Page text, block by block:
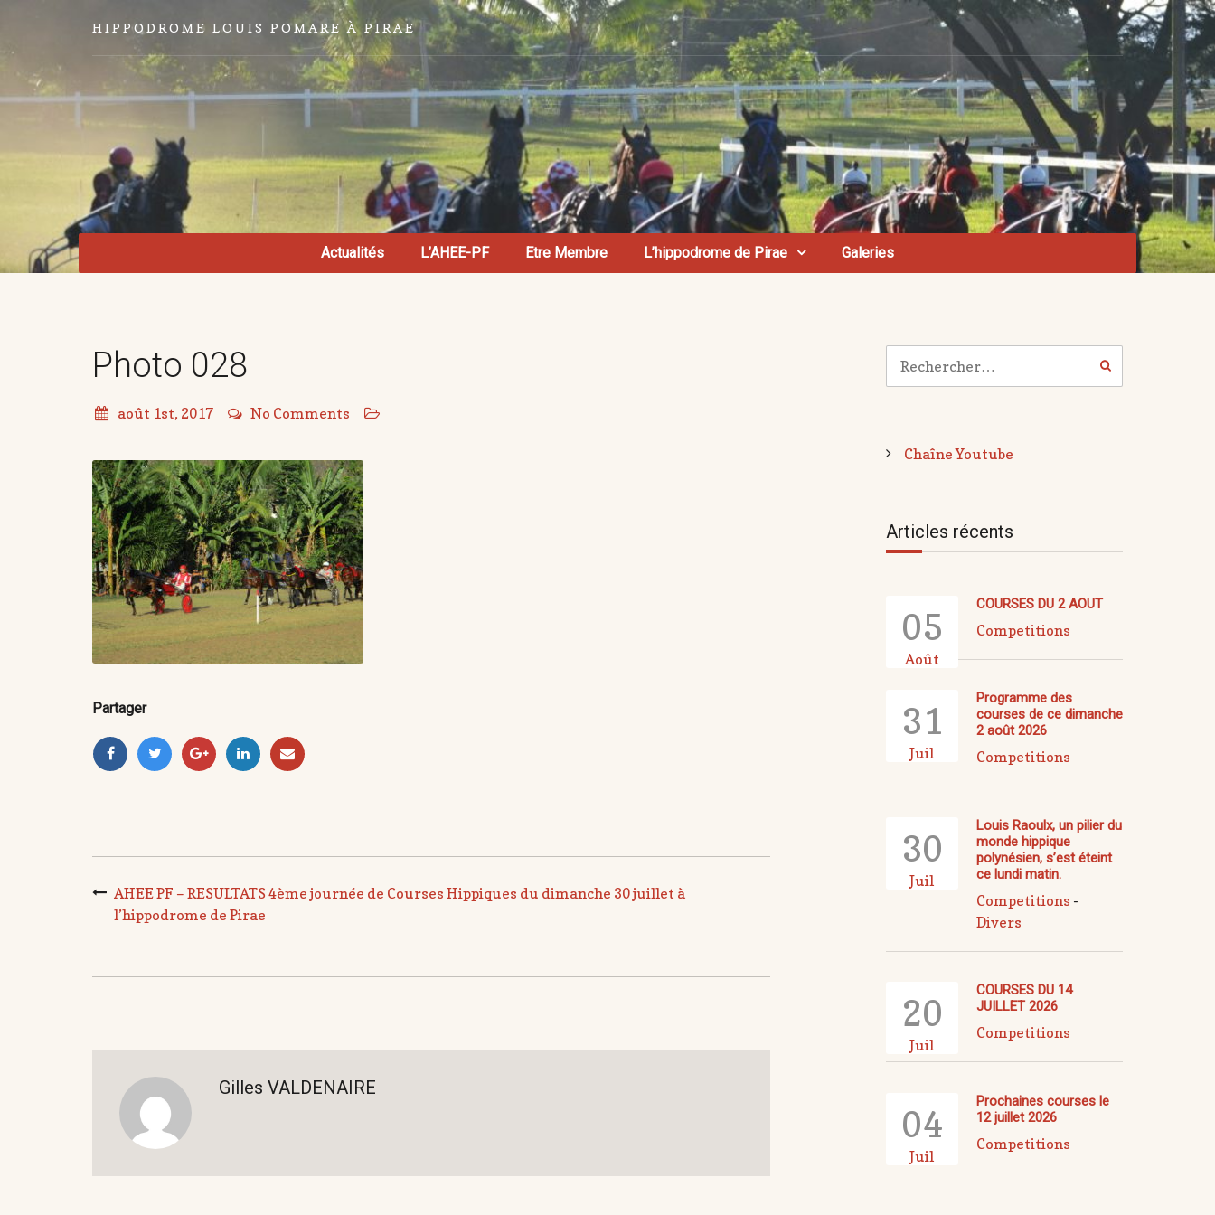
HIPPODROME LOUIS POMARE À PIRAE
Actualités L’AHEE-PF Etre Membre L’hippodrome de Pirae Galeries
Photo 028
août 1st, 2017 No Comments
Partager
AHEE PF – RESULTATS 4ème journée de Courses Hippiques du dimanche 30 juillet à
l’hippodrome de Pirae
Gilles VALDENAIRE
Chaîne Youtube
Articles récents
05
Août
COURSES DU 2 AOUT
Competitions
31
Juil
Programme des
courses de ce dimanche
2 août 2026
Competitions
30
Juil
Louis Raoulx, un pilier du
monde hippique
polynésien, s’est éteint
ce lundi matin.
Competitions -
Divers
20
Juil
COURSES DU 14
JUILLET 2026
Competitions
04
Juil
Prochaines courses le
12 juillet 2026
Competitions